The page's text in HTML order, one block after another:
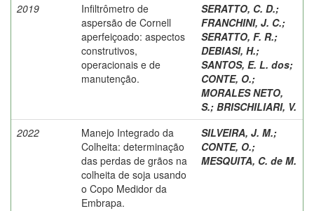
2019
Infiltrômetro de
aspersão de Cornell
aperfeiçoado: aspectos
construtivos,
operacionais e de
manutenção.
SERATTO, C. D.;
FRANCHINI, J. C.;
SERATTO, F. R.;
DEBIASI, H.;
SANTOS, E. L. dos;
CONTE, O.;
MORALES NETO,
S.; BRISCHILIARI, V.
2022
Manejo Integrado da
Colheita: determinação
das perdas de grãos na
colheita de soja usando
o Copo Medidor da
Embrapa.
SILVEIRA, J. M.;
CONTE, O.;
MESQUITA, C. de M.